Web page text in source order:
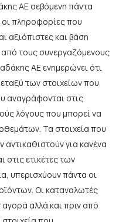
ΑΕ σεβόμενη πάντα
πληροφορίες που
αξιόπιστες και βάση
τους συνεργαζόμενους
ΑΕ ενημερώνει ότι
των στοιχείων που
αναγράφονται στις
λόγους που μπορεί να
Τα στοιχεία που
για κανένα
στις ετικέτες των
υπερισχύουν πάντα οι
Οι καταναλωτές
αγορά αλλά και πριν από